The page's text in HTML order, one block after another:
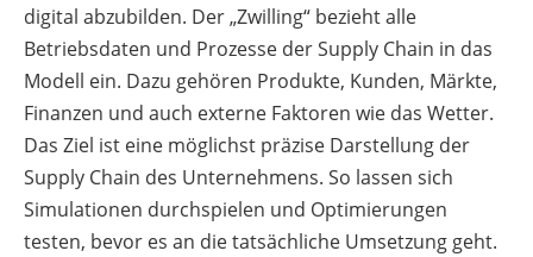
digital abzubilden. Der „Zwilling“ bezieht alle
Betriebsdaten und Prozesse der Supply Chain in das
Modell ein. Dazu gehören Produkte, Kunden, Märkte,
Finanzen und auch externe Faktoren wie das Wetter.
Das Ziel ist eine möglichst präzise Darstellung der
Supply Chain des Unternehmens. So lassen sich
Simulationen durchspielen und Optimierungen
testen, bevor es an die tatsächliche Umsetzung geht.